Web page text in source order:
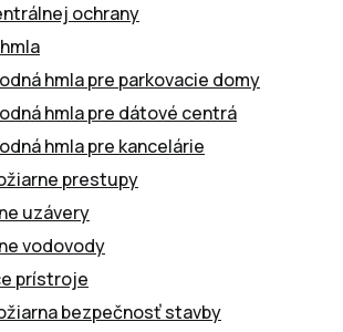
ochrany
hmla pre parkovacie domy
hmla pre dátové centrá
hmla pre kancelárie
prestupy
uzávery
vodovody
prístroje
bezpečnosť stavby